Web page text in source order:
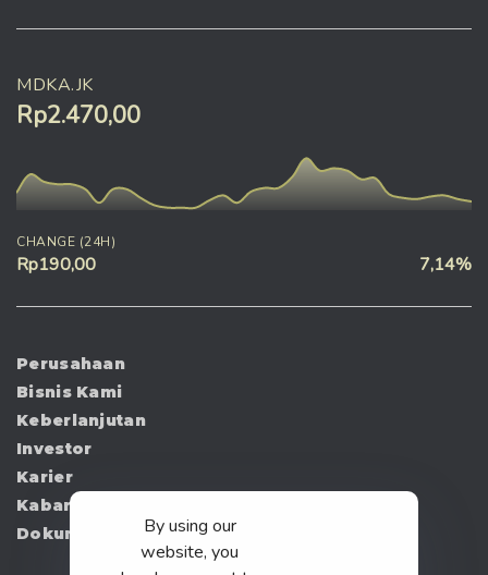
MDKA.JK
Rp2.470,00
CHANGE (24H)
Rp190,00 7,14%
Perusahaan
Bisnis Kami
Keberlanjutan
Investor
Karier
Kabar
Dokumen
By using our
website, you